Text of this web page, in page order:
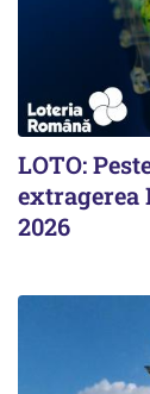
LOTO:
extragerea
2026